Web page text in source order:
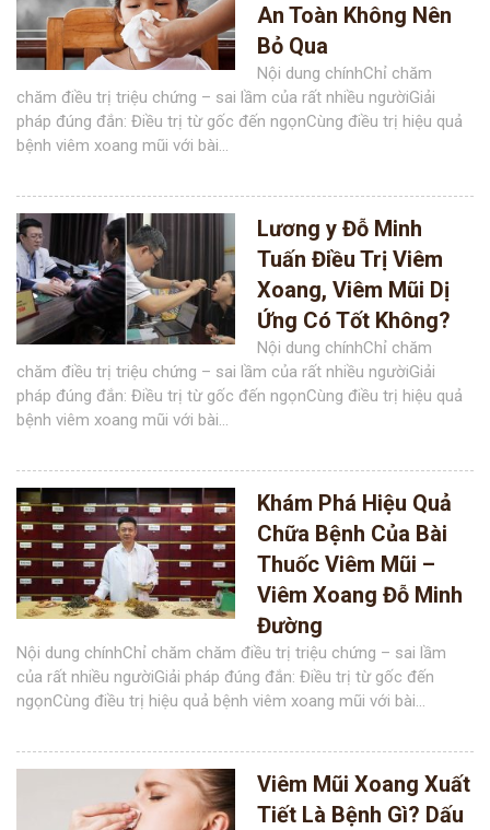
An Toàn Không Nên
Bỏ Qua
Nội dung chínhChỉ chăm
chăm điều trị triệu chứng – sai lầm của rất nhiều ngườiGiải
pháp đúng đắn: Điều trị từ gốc đến ngọnCùng điều trị hiệu quả
bệnh viêm xoang mũi với bài...
Lương y Đỗ Minh
Tuấn Điều Trị Viêm
Xoang, Viêm Mũi Dị
Ứng Có Tốt Không?
Nội dung chínhChỉ chăm
chăm điều trị triệu chứng – sai lầm của rất nhiều ngườiGiải
pháp đúng đắn: Điều trị từ gốc đến ngọnCùng điều trị hiệu quả
bệnh viêm xoang mũi với bài...
Khám Phá Hiệu Quả
Chữa Bệnh Của Bài
Thuốc Viêm Mũi –
Viêm Xoang Đỗ Minh
Đường
Nội dung chínhChỉ chăm chăm điều trị triệu chứng – sai lầm
của rất nhiều ngườiGiải pháp đúng đắn: Điều trị từ gốc đến
ngọnCùng điều trị hiệu quả bệnh viêm xoang mũi với bài...
Viêm Mũi Xoang Xuất
Tiết Là Bệnh Gì? Dấu